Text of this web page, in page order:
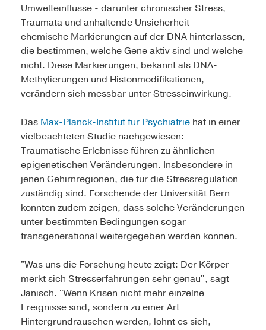
Umwelteinflüsse - darunter chronischer Stress,
Traumata und anhaltende Unsicherheit -
chemische Markierungen auf der DNA hinterlassen,
die bestimmen, welche Gene aktiv sind und welche
nicht. Diese Markierungen, bekannt als DNA-
Methylierungen und Histonmodifikationen,
verändern sich messbar unter Stresseinwirkung.
Das Max-Planck-Institut für Psychiatrie hat in einer
vielbeachteten Studie nachgewiesen:
Traumatische Erlebnisse führen zu ähnlichen
epigenetischen Veränderungen. Insbesondere in
jenen Gehirnregionen, die für die Stressregulation
zuständig sind. Forschende der Universität Bern
konnten zudem zeigen, dass solche Veränderungen
unter bestimmten Bedingungen sogar
transgenerational weitergegeben werden können.
"Was uns die Forschung heute zeigt: Der Körper
merkt sich Stresserfahrungen sehr genau", sagt
Janisch. "Wenn Krisen nicht mehr einzelne
Ereignisse sind, sondern zu einer Art
Hintergrundrauschen werden, lohnt es sich,